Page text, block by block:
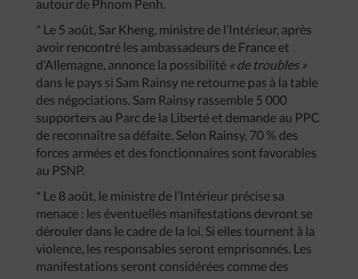
autour de Phnom Penh.
* Le 5 août, Sar Kheng, ministre de l’Intérieur, après
avoir rencontré les ambassadeurs de France et
d’Allemagne, annonce la possibilité « de troubles »
dans le pays si Sam Rainsy ne retourne pas à la table
des négociations. Sam Rainsy rassemble 5 000
supporters au Parc de la Liberté et demande au PPC
de reconnaître sa défaite. Selon Rainsy, 70 % des
forces armées et des fonctionnaires sont favorables
au PSNP.
* Le 8 août, le ministre de l’Intérieur précise sa
menace : les éventuelles manifestations devront se
dérouler dans le cadre de la loi. Si elles tournent à la
violence, les responsables seront emprisonnés. Les
manifestations seront considérées comme des